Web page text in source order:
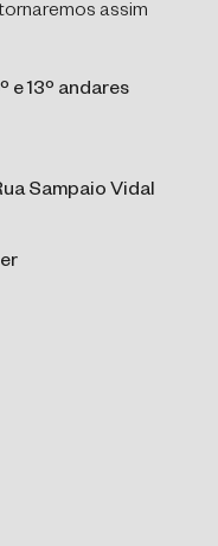
assim
e 13º andares
Sampaio Vidal